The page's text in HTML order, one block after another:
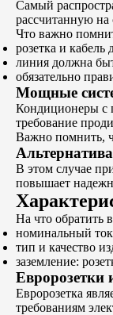
Самый
рассчитанную на
Что важно
розетка и
линия должна
обязательно
Мощные
Кондиционеры с
требование
Важно помнить,
В этом случае
повышает
На что обратить
номинальный
тип и качество
заземление:
Евророзетки
Евророзетка
требованиям